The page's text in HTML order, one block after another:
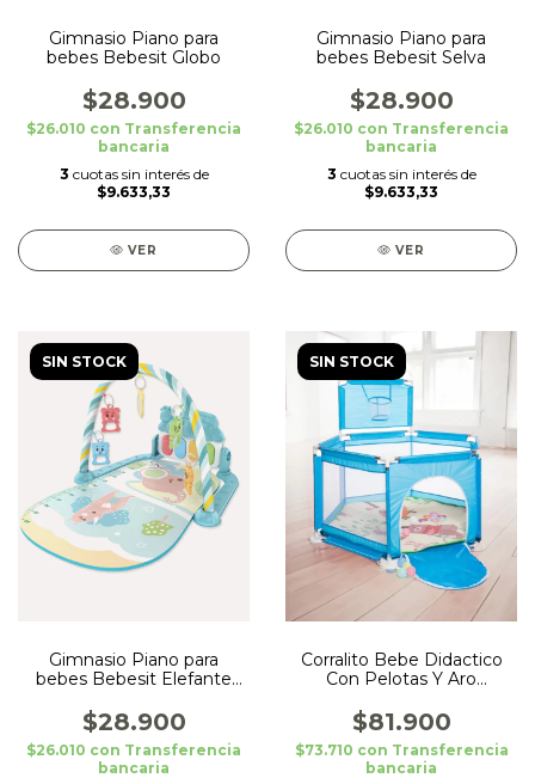
Gimnasio Piano para
bebes Bebesit Globo
$28.900
$26.010 con Transferencia
bancaria
3 cuotas sin interés de
$9.633,33
VER
Gimnasio Piano para
bebes Bebesit Selva
$28.900
$26.010 con Transferencia
bancaria
3 cuotas sin interés de
$9.633,33
VER
SIN STOCK
Gimnasio Piano para
bebes Bebesit Elefante
$28.900
$26.010 con Transferencia
bancaria
SIN STOCK
Corralito Bebe Didactico
Con Pelotas Y Aro
$81.900
$73.710 con Transferencia
bancaria